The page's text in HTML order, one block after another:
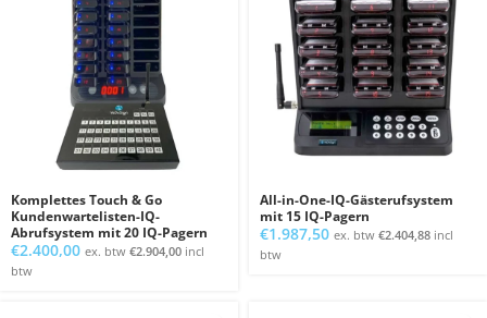
Komplettes Touch & Go
Kundenwartelisten-IQ-
Abrufsystem mit 20 IQ-Pagern
€2.400,00 ex. btw €2.904,00 incl
btw
All-in-One-IQ-Gästerufsystem
mit 15 IQ-Pagern
€1.987,50 ex. btw €2.404,88 incl
btw